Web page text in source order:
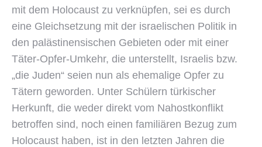
mit dem Holocaust zu verknüpfen, sei es durch
eine Gleichsetzung mit der israelischen Politik in
den palästinensischen Gebieten oder mit einer
Täter-Opfer-Umkehr, die unterstellt, Israelis bzw.
„die Juden“ seien nun als ehemalige Opfer zu
Tätern geworden. Unter Schülern türkischer
Herkunft, die weder direkt vom Nahostkonflikt
betroffen sind, noch einen familiären Bezug zum
Holocaust haben, ist in den letzten Jahren die